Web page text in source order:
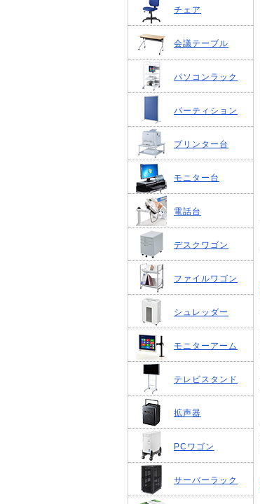
チェア
会議テーブル
パソコンラック
パーティション
プリンター台
モニター台
電話台
デスクワゴン
ファイルワゴン
シュレッダー
モニターアーム
テレビスタンド
拡声器
PCワゴン
サーバーラック